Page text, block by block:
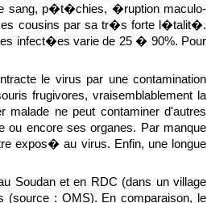
sang, p�t�chies, �ruption maculo-
cousins par sa tr�s forte l�talit�.
infect�es varie de 25 � 90%. Pour
le virus par une contamination
frugivores, vraisemblablement la
ne peut contaminer d'autres
encore ses organes. Par manque
expos� au virus. Enfin, une longue
Soudan et en RDC (dans un village
: OMS). En comparaison, le